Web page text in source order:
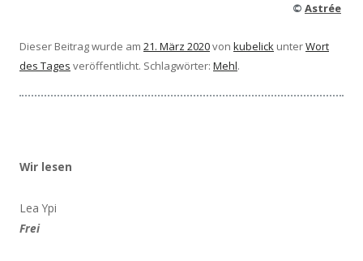
© Astrée
Dieser Beitrag wurde am 21. März 2020von kubelick unterWort
des Tages veröffentlicht. Schlagwörter: Mehl.
Wir lesen
Lea Ypi
Frei